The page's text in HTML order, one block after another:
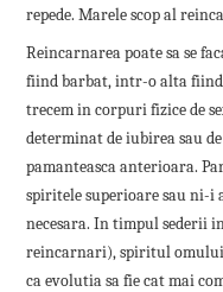
repede. Marele scop al
Reincarnarea poate sa se
fiind barbat, intr-o alta fiind
trecem in corpuri fizice de
determinat de iubirea sau
pamanteasca anterioara.
spiritele superioare sau ni-i
necesara. In timpul sederii
reincarnari), spiritul
ca evolutia sa fie cat mai